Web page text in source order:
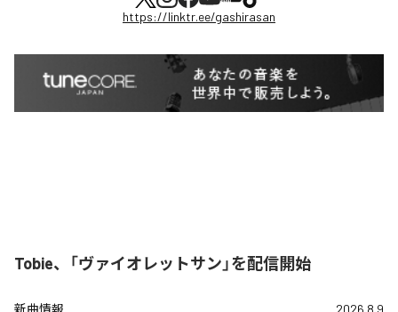
https://linktr.ee/gashirasan
Tobie、「ヴァイオレットサン」を配信開始
新曲情報 2026.8.9